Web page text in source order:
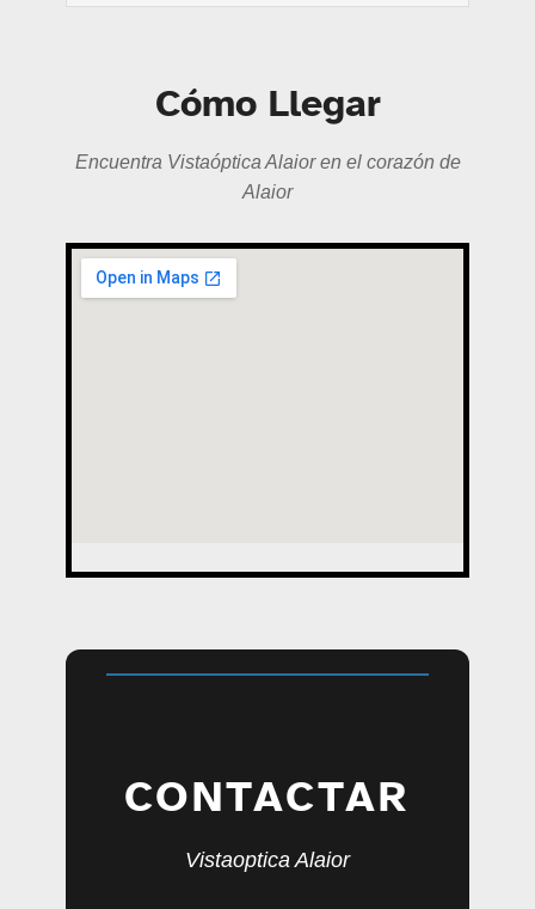
Cómo Llegar
Encuentra Vistaóptica Alaior en el corazón de
Alaior
CONTACTAR
Vistaoptica Alaior